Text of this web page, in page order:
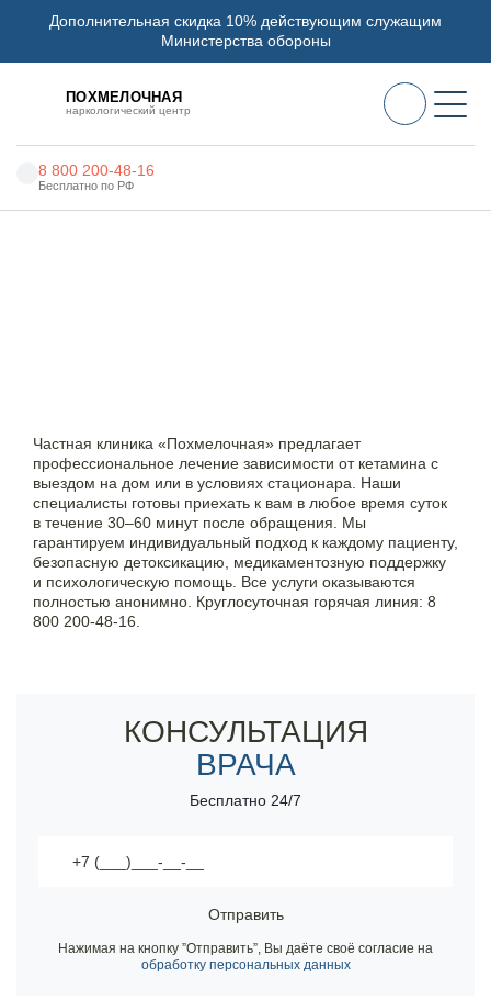
Дополнительная скидка 10% действующим служащим
Министерства обороны
ПОХМЕЛОЧНАЯ
наркологический центр
8 800 200-48-16
Бесплатно по РФ
Цены
О нас
Контакты
8 800 200-48-16
Бесплатно по РФ
ООО «Медицинская компания «Наркологический центр»
info@mk-narkolog-centr
КОНСУЛЬТАЦИЯ
ВРАЧА
Бесплатно 24/7
Отправить
Нажимая на кнопку ”Отправить”, Вы даёте своё согласие на
обработку персональных данных
Частная клиника «Похмелочная» предлагает
профессиональное лечение зависимости от кетамина с
выездом на дом или в условиях стационара. Наши
специалисты готовы приехать к вам в любое время суток
в течение 30–60 минут после обращения. Мы
гарантируем индивидуальный подход к каждому пациенту,
безопасную детоксикацию, медикаментозную поддержку
и психологическую помощь. Все услуги оказываются
полностью анонимно. Круглосуточная горячая линия: 8
800 200-48-16